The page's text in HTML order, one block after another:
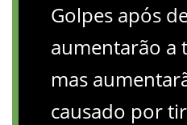
Golpes após
aumentarão a
mas
causado por